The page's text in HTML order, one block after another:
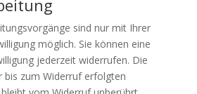
sind nur mit Ihrer
möglich. Sie können eine
jederzeit widerrufen. Die
bis zum Widerruf erfolgten